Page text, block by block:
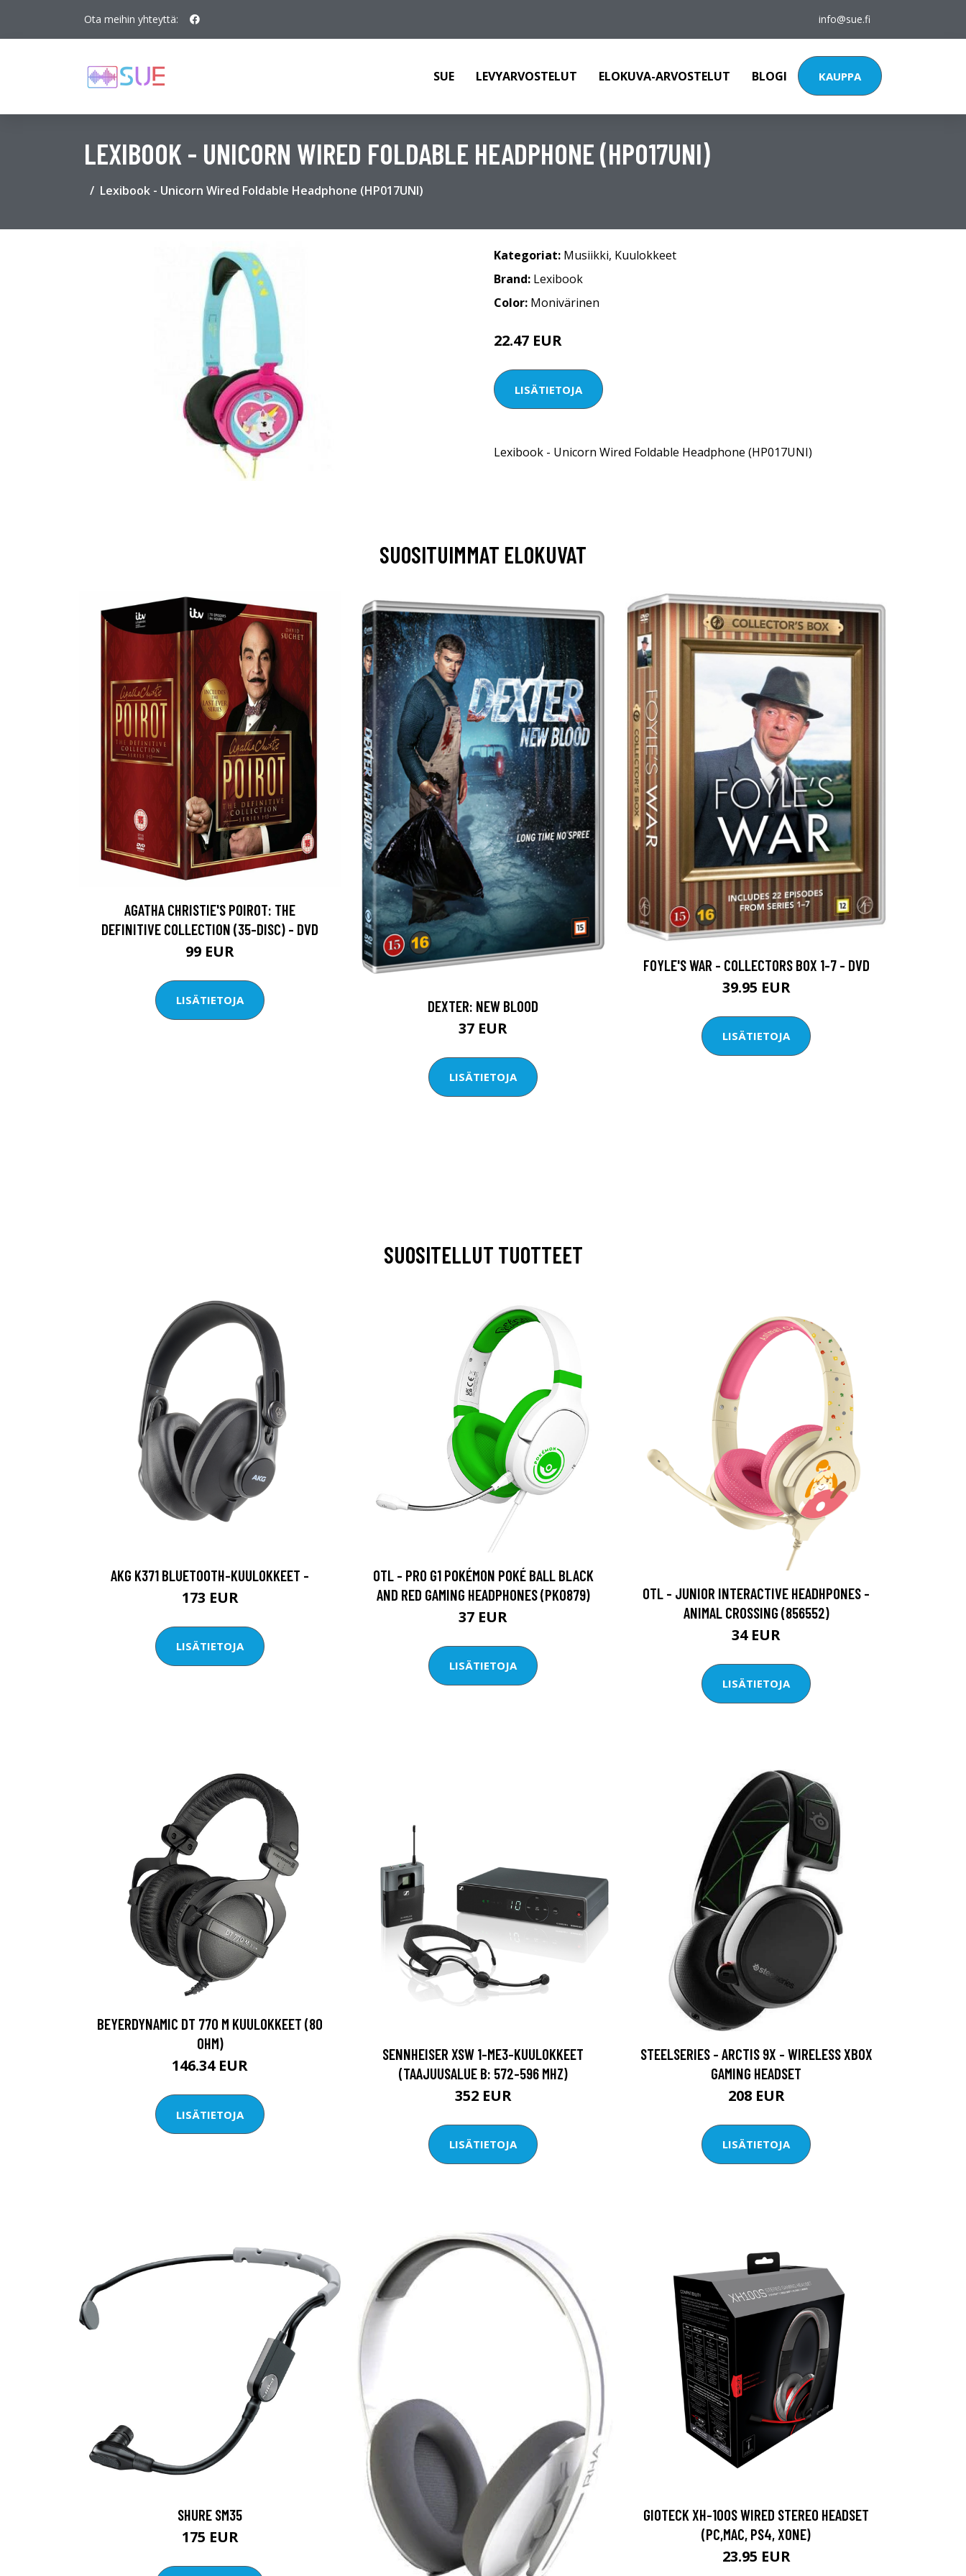
Ota meihin yhteyttä: info@sue.fi
SUE LEVYARVOSTELUT ELOKUVA-ARVOSTELUT BLOGI KAUPPA
LEXIBOOK - UNICORN WIRED FOLDABLE HEADPHONE (HP017UNI)
Lexibook - Unicorn Wired Foldable Headphone (HP017UNI)
Kategoriat: Musiikki, Kuulokkeet
Brand: Lexibook
Color: Monivärinen
22.47 EUR
LISÄTIETOJA
Lexibook - Unicorn Wired Foldable Headphone (HP017UNI)
SUOSITUIMMAT ELOKUVAT
AGATHA CHRISTIE'S POIROT: THE
DEFINITIVE COLLECTION (35-DISC) - DVD
99 EUR
LISÄTIETOJA DEXTER: NEW BLOOD
37 EUR
LISÄTIETOJA
FOYLE'S WAR - COLLECTORS BOX 1-7 - DVD
39.95 EUR
LISÄTIETOJA
SUOSITELLUT TUOTTEET
AKG K371 BLUETOOTH-KUULOKKEET -
173 EUR
LISÄTIETOJA
OTL - PRO G1 POKÉMON POKÉ BALL BLACK
AND RED GAMING HEADPHONES (PK0879)
37 EUR
LISÄTIETOJA
OTL - JUNIOR INTERACTIVE HEADHPONES -
ANIMAL CROSSING (856552)
34 EUR
LISÄTIETOJA
BEYERDYNAMIC DT 770 M KUULOKKEET (80
OHM)
146.34 EUR
LISÄTIETOJA
SENNHEISER XSW 1-ME3-KUULOKKEET
(TAAJUUSALUE B: 572-596 MHZ)
352 EUR
LISÄTIETOJA
STEELSERIES - ARCTIS 9X - WIRELESS XBOX
GAMING HEADSET
208 EUR
LISÄTIETOJA
SHURE SM35
175 EUR
GIOTECK XH-100S WIRED STEREO HEADSET
(PC,MAC, PS4, XONE)
23.95 EUR